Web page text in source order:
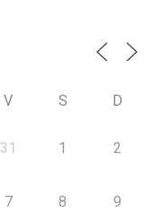
V S D
31 1 2
7 8 9